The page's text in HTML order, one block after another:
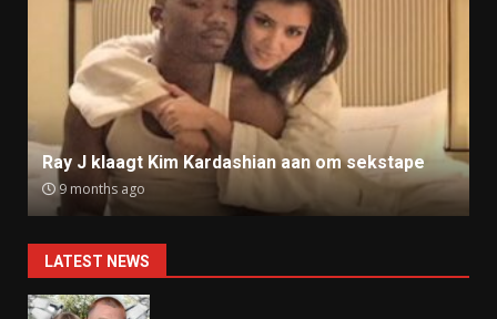
Ray J klaagt Kim Kardashian aan om sekstape
9 months ago
LATEST NEWS